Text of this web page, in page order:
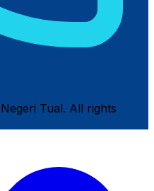
Tual. All rights